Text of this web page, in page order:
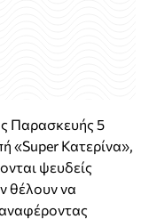
Παρασκευής 5
«Super Κατερίνα»,
ψευδείς
θέλουν να